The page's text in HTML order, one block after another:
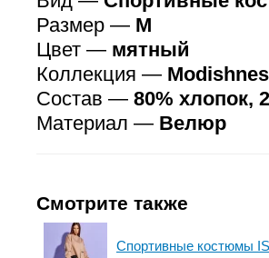
Размер — M
Цвет — мятный
Коллекция —
Состав — 80% хлопок,
Материал — Велюр
Смотрите также
Спортивные костюмы